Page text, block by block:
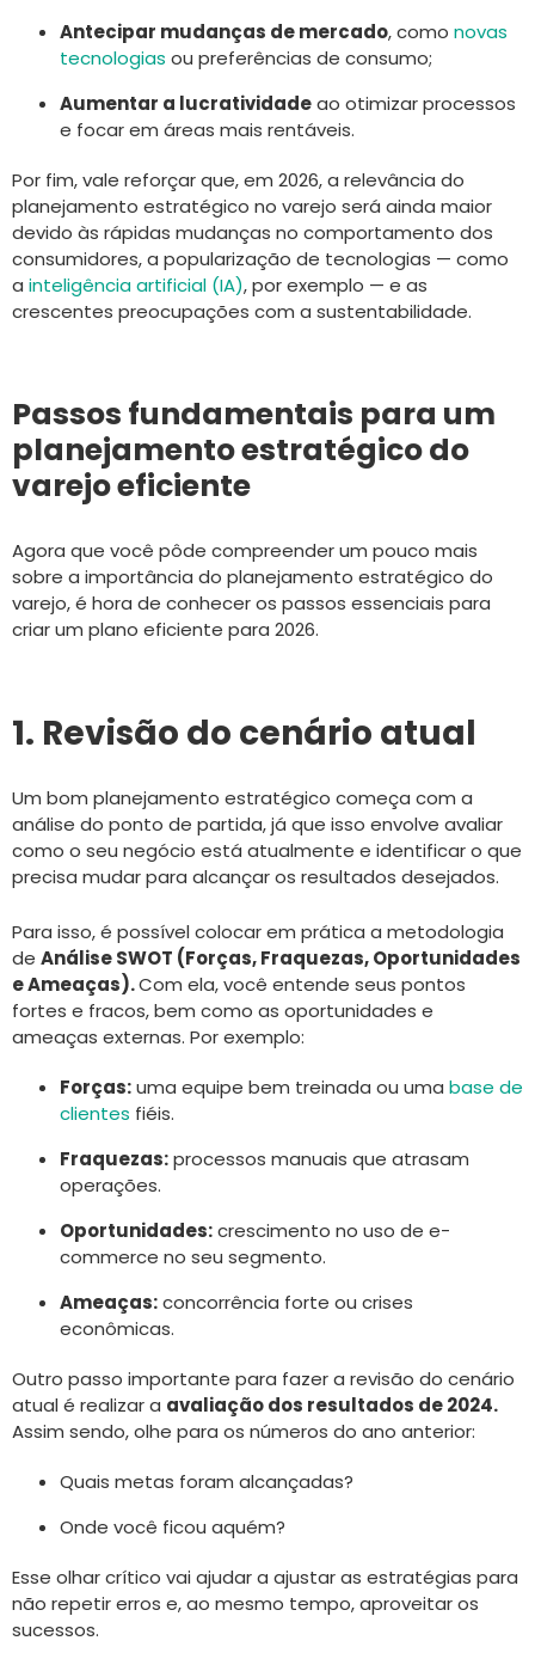
Antecipar mudanças de mercado, como novas
tecnologias ou preferências de consumo;
Aumentar a lucratividadeao otimizar processos
e focar em áreas mais rentáveis.
Por fim, vale reforçar que, em 2026, a relevância do
planejamento estratégico no varejo será ainda maior
devido às rápidas mudanças no comportamento dos
consumidores, a popularização de tecnologias — como
a inteligência artificial (IA), por exemplo — e as
crescentes preocupações com a sustentabilidade.
Passos fundamentais para um
planejamento estratégico do
varejo eficiente
Agora que você pôde compreender um pouco mais
sobre a importância do planejamento estratégico do
varejo, é hora de conhecer os passos essenciais para
criar um plano eficiente para 2026.
1. Revisão do cenário atual
Um bom planejamento estratégico começa com a
análise do ponto de partida, já que isso envolve avaliar
como o seu negócio está atualmente e identificar o que
precisa mudar para alcançar os resultados desejados.
Para isso, é possível colocar em prática a metodologia
de Análise SWOT (Forças, Fraquezas, Oportunidades
e Ameaças).Com ela, você entende seus pontos
fortes e fracos, bem como as oportunidades e
ameaças externas. Por exemplo:
Forças:uma equipe bem treinada ou uma base de
clientes fiéis.
Fraquezas:processos manuais que atrasam
operações.
Oportunidades:crescimento no uso de e-
commerce no seu segmento.
Ameaças:concorrência forte ou crises
econômicas.
Outro passo importante para fazer a revisão do cenário
atual é realizar a avaliação dos resultados de 2024.
Assim sendo, olhe para os números do ano anterior:
Quais metas foram alcançadas?
Onde você ficou aquém?
Esse olhar crítico vai ajudar a ajustar as estratégias para
não repetir erros e, ao mesmo tempo, aproveitar os
sucessos.